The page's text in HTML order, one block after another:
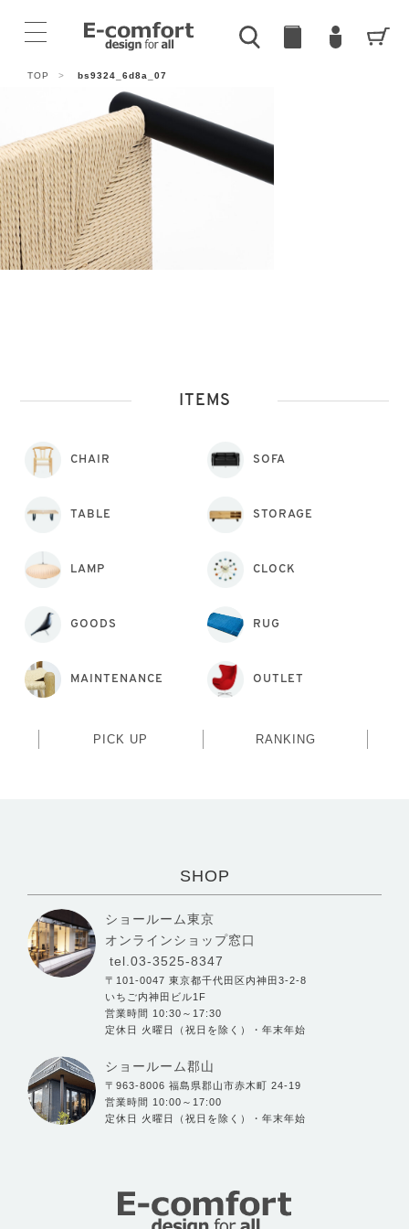
TOP > bs9324_6d8a_07
ITEMS
CHAIR SOFA
TABLE STORAGE
LAMP CLOCK
GOODS RUG
MAINTENANCE OUTLET
PICK UP RANKING
SHOP
ショールーム東京
オンラインショップ窓口
tel.03-3525-8347
〒101-0047 東京都千代田区内神田3-2-8
いちご内神田ビル1F
営業時間 10:30～17:30
定休日 火曜日（祝日を除く）・年末年始
ショールーム郡山
〒963-8006 福島県郡山市赤木町 24-19
営業時間 10:00～17:00
定休日 火曜日（祝日を除く）・年末年始